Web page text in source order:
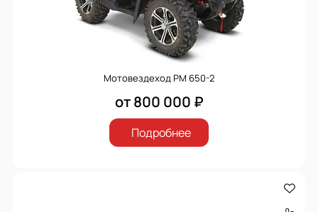
Мотовездеход РМ 650-2
от 800 000 ₽
Подробнее